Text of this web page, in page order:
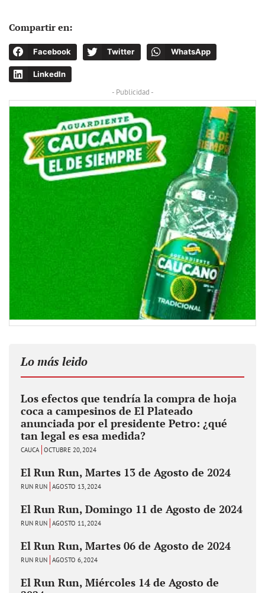
Compartir en:
Facebook Twitter WhatsApp
LinkedIn
- Publicidad -
Lo más leido
Los efectos que tendría la compra de hoja
coca a campesinos de El Plateado
anunciada por el presidente Petro: ¿qué
tan legal es esa medida?
CAUCA OCTUBRE 20, 2024
El Run Run, Martes 13 de Agosto de 2024
RUN RUN AGOSTO 13, 2024
El Run Run, Domingo 11 de Agosto de 2024
RUN RUN AGOSTO 11, 2024
El Run Run, Martes 06 de Agosto de 2024
RUN RUN AGOSTO 6, 2024
El Run Run, Miércoles 14 de Agosto de